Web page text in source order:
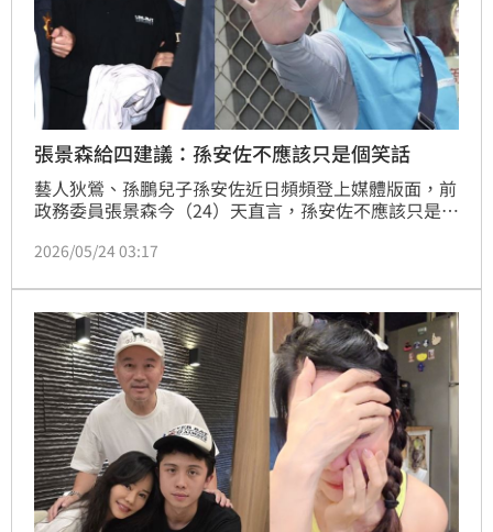
張景森給四建議：孫安佐不應該只是個笑話
藝人狄鶯、孫鵬兒子孫安佐近日頻頻登上媒體版面，前
政務委員張景森今（24）天直言，孫安佐不應該只是個
會，不能只在別人的失控裡尋找娛樂。
2026/05/24 03:17